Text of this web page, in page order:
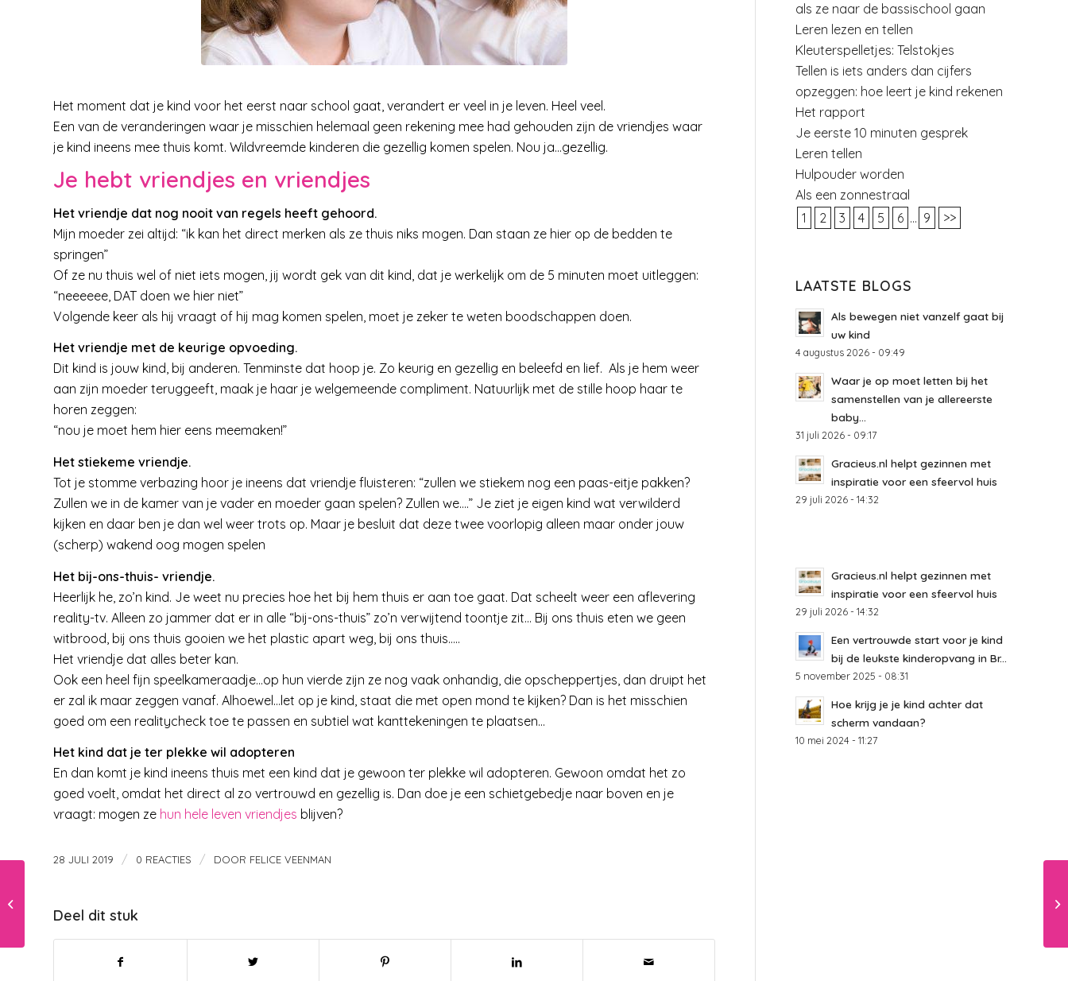
Het moment dat je kind voor het eerst naar school gaat, verandert er veel in je leven. Heel veel.
Een van de veranderingen waar je misschien helemaal geen rekening mee had gehouden zijn de vriendjes waar
je kind ineens mee thuis komt. Wildvreemde kinderen die gezellig komen spelen. Nou ja…gezellig.
Je hebt vriendjes en vriendjes
Het vriendje dat nog nooit van regels heeft gehoord.
Mijn moeder zei altijd: “ik kan het direct merken als ze thuis niks mogen. Dan staan ze hier op de bedden te
springen”
Of ze nu thuis wel of niet iets mogen, jij wordt gek van dit kind, dat je werkelijk om de 5 minuten moet uitleggen:
“neeeeee, DAT doen we hier niet”
Volgende keer als hij vraagt of hij mag komen spelen, moet je zeker te weten boodschappen doen.
Het vriendje met de keurige opvoeding.
Dit kind is jouw kind, bij anderen. Tenminste dat hoop je. Zo keurig en gezellig en beleefd en lief. Als je hem weer
aan zijn moeder teruggeeft, maak je haar je welgemeende compliment. Natuurlijk met de stille hoop haar te
horen zeggen:
“nou je moet hem hier eens meemaken!”
Het stiekeme vriendje.
Tot je stomme verbazing hoor je ineens dat vriendje fluisteren: “zullen we stiekem nog een paas-eitje pakken?
Zullen we in de kamer van je vader en moeder gaan spelen? Zullen we….” Je ziet je eigen kind wat verwilderd
kijken en daar ben je dan wel weer trots op. Maar je besluit dat deze twee voorlopig alleen maar onder jouw
(scherp) wakend oog mogen spelen
Het bij-ons-thuis- vriendje.
Heerlijk he, zo’n kind. Je weet nu precies hoe het bij hem thuis er aan toe gaat. Dat scheelt weer een aflevering
reality-tv. Alleen zo jammer dat er in alle “bij-ons-thuis” zo’n verwijtend toontje zit… Bij ons thuis eten we geen
witbrood, bij ons thuis gooien we het plastic apart weg, bij ons thuis…..
Het vriendje dat alles beter kan.
Ook een heel fijn speelkameraadje…op hun vierde zijn ze nog vaak onhandig, die opscheppertjes, dan druipt het
er zal ik maar zeggen vanaf. Alhoewel…let op je kind, staat die met open mond te kijken? Dan is het misschien
goed om een realitycheck toe te passen en subtiel wat kanttekeningen te plaatsen…
Het kind dat je ter plekke wil adopteren
En dan komt je kind ineens thuis met een kind dat je gewoon ter plekke wil adopteren. Gewoon omdat het zo
goed voelt, omdat het direct al zo vertrouwd en gezellig is. Dan doe je een schietgebedje naar boven en je
vraagt: mogen ze hun hele leven vriendjes blijven?
28 JULI 2019 / 0 REACTIES / DOOR FELICE VEENMAN
Deel dit stuk
als ze naar de bassischool gaan
Leren lezen en tellen
Kleuterspelletjes: Telstokjes
Tellen is iets anders dan cijfers
opzeggen: hoe leert je kind rekenen
Het rapport
Je eerste 10 minuten gesprek
Leren tellen
Hulpouder worden
Als een zonnestraal
1
2 3 4 5 6 ... 9 >>
LAATSTE BLOGS
Als bewegen niet vanzelf gaat bij
uw kind
4 augustus 2026 - 09:49
Waar je op moet letten bij het
samenstellen van je allereerste
baby...
31 juli 2026 - 09:17
Gracieus.nl helpt gezinnen met
inspiratie voor een sfeervol huis
29 juli 2026 - 14:32
Gracieus.nl helpt gezinnen met
inspiratie voor een sfeervol huis
29 juli 2026 - 14:32
Een vertrouwde start voor je kind
bij de leukste kinderopvang in Br...
5 november 2025 - 08:31
Hoe krijg je je kind achter dat
scherm vandaan?
10 mei 2024 - 11:27
trekken ?